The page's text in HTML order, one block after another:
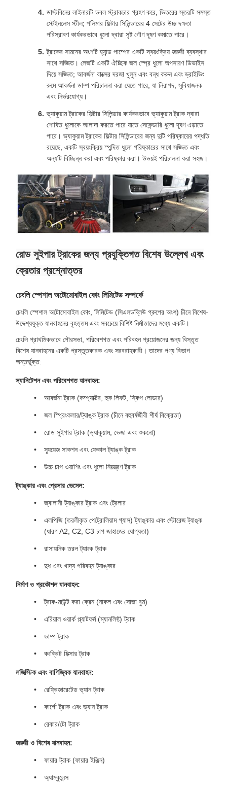
ডাস্টবিনের লাইনারটি ডবল স্ট্রাকচার গ্রহণ করে, ভিতরের স্তরটি সমস্ত
স্টেইনলেস স্টীল; পলিমার ফিল্টার সিলিন্ডারের 4 সেটের উচ্চ দক্ষতা
পরিস্রাবণ কার্যকরভাবে ধুলো দ্বারা সৃষ্ট গৌণ দূষণ কমাতে পারে।
ট্রাকের সামনের অংশটি হ্যান্ড পাম্পের একটি স্বয়ংক্রিয় জরুরী ব্যবস্থার
সাথে সজ্জিত। লেজটি একটি ঐচ্ছিক জল স্প্রে ধুলো অপসারণ ডিভাইস
দিয়ে সজ্জিত; আবর্জনা বাক্সের দরজা খুলুন এবং বন্ধ করুন এবং ড্রাইভিং
রুমে আবর্জনা ডাম্প পরিচালনা করা যেতে পারে, যা নিরাপদ, সুবিধাজনক
এবং নির্ভরযোগ্য।
ভ্যাকুয়াম ট্রাকের ফিল্টার সিলিন্ডার কার্যকরভাবে ভ্যাকুয়াম ট্রাক দ্বারা
শোষিত ধুলোকে আলাদা করতে পারে যাতে সেকেন্ডারি ধুলো দূষণ এড়াতে
পারে। ভ্যাকুয়াম ট্রাকের ফিল্টার সিলিন্ডারের জন্য দুটি পরিষ্কারের পদ্ধতি
রয়েছে, একটি স্বয়ংক্রিয় স্পন্দিত ধুলো পরিষ্কারের সাথে সজ্জিত এবং
অন্যটি বিচ্ছিন্ন করা এবং পরিষ্কার করা। উভয়ই পরিচালনা করা সহজ।
রোড সুইপার ট্রাকের জন্য প্রযুক্তিগত বিশেষ উল্লেখ এবং
ক্রেতার প্রশ্নোত্তর
চেংলি স্পেশাল অটোমোবাইল কোং লিমিটেড সম্পর্কে
চেংলি স্পেশাল অটোমোবাইল কোং, লিমিটেড (সিএলডব্লিউ গ্রুপের অংশ) চীনে বিশেষ-
উদ্দেশ্যযুক্ত যানবাহনের বৃহত্তম এবং সবচেয়ে বিশিষ্ট নির্মাতাদের মধ্যে একটি।
চেংলি প্রাথমিকভাবে পৌরসভা, পরিবেশগত এবং পরিবহন প্রয়োজনের জন্য বিস্তৃত
বিশেষ যানবাহনের একটি প্রস্তুতকারক এবং সরবরাহকারী। তাদের পণ্য বিভাগ
অন্তর্ভুক্ত:
স্যানিটেশন এবং পরিবেশগত যানবাহন:
আবর্জনা ট্রাক (কম্প্যাক্টর, হুক লিফট, স্কিপ লোডার)
জল স্প্রিংকলার/ট্যাঙ্ক ট্রাক (চীনে বহুবর্ষজীবী শীর্ষ বিক্রেতা)
রোড সুইপার ট্রাক (ভ্যাকুয়াম, ভেজা এবং শুকনো)
স্যুয়েজ সাকশন এবং ফেকাল ট্যাঙ্ক ট্রাক
উচ্চ চাপ ওয়াশিং এবং ধুলো নিয়ন্ত্রণ ট্রাক
ট্যাঙ্কার এবং প্রেসার ভেসেল:
জ্বালানী ট্যাঙ্কার ট্রাক এবং ট্রেলার
এলপিজি (তরলীকৃত পেট্রোলিয়াম গ্যাস) ট্যাঙ্কার এবং স্টোরেজ ট্যাঙ্ক
(ধারণ A2, C2, C3 চাপ জাহাজের যোগ্যতা)
রাসায়নিক তরল ট্যাংক ট্রাক
দুধ এবং খাদ্য পরিবহন ট্যাঙ্কার
নির্মাণ ও প্রকৌশল যানবাহন:
ট্রাক-মাউন্ট করা ক্রেন (নাকল এবং সোজা বুম)
এরিয়াল ওয়ার্ক প্ল্যাটফর্ম (ম্যানলিফ্ট) ট্রাক
ডাম্প ট্রাক
কংক্রিট মিক্সার ট্রাক
লজিস্টিক এবং বাণিজ্যিক যানবাহন:
রেফ্রিজারেটেড ভ্যান ট্রাক
কার্গো ট্রাক এবং ভ্যান ট্রাক
রেকার/টো ট্রাক
জরুরী ও বিশেষ যানবাহন:
ফায়ার ট্রাক (ফায়ার ইঞ্জিন)
অ্যাম্বুলেন্স